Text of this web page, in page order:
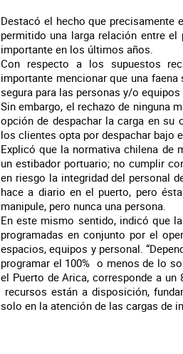
Destacó el hecho que precisamente
permitido una larga relación entre
importante en los últimos años.
Con respecto a los supuestos
importante mencionar que una
segura para las personas y/o
Sin embargo, el rechazo de ninguna
opción de despachar la carga en su
los clientes opta por despachar bajo
Explicó que la normativa chilena de
un estibador portuario; no cumplir
en riesgo la integridad del personal
hace a diario en el puerto, pero
manipule, pero nunca una persona.
En este mismo sentido, indicó que
programadas en conjunto por el
espacios, equipos y personal.
programar el 100% o menos de lo
el Puerto de Arica, corresponde a
recursos están a disposición,
solo en la atención de las cargas de